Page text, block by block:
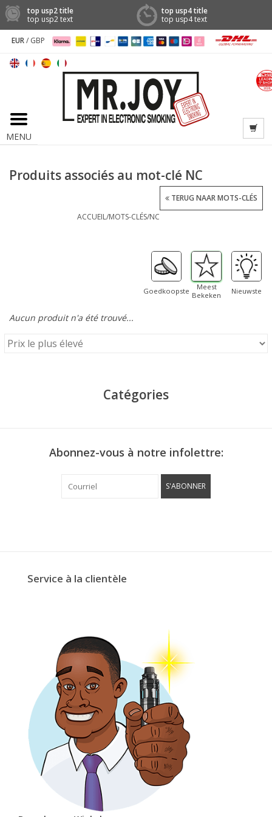
top usp2 title
top usp2 text
top usp4 title
top usp4 text
EUR/ GBP
MENU
Produits associés au mot-clé NC
ACCUEIL/MOTS-CLÉS/NC
TERUG NAAR MOTS-CLÉS
Goedkoopste
Meest
Bekeken
Nieuwste
Aucun produit n'a été trouvé...
Catégories
Abonnez-vous à notre infolettre:
S'ABONNER
Service à la clientèle